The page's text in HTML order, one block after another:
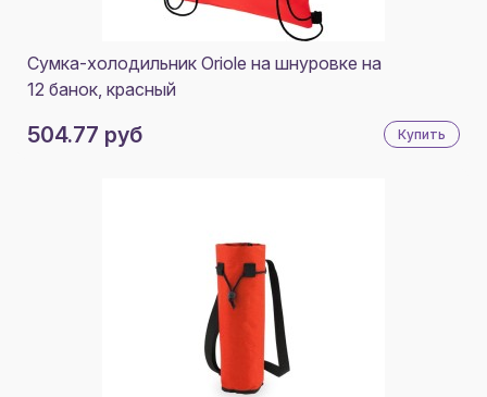
Сумка-холодильник Oriole на шнуровке на
12 банок, красный
504.77 руб Купить